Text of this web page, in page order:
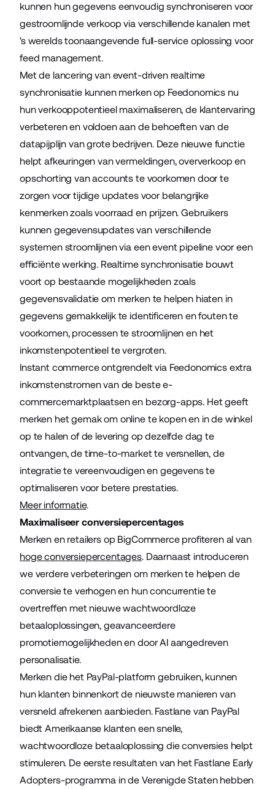
kunnen hun gegevens eenvoudig synchroniseren voor
gestroomlijnde verkoop via verschillende kanalen met
's werelds toonaangevende full-service oplossing voor
feed management.
Met de lancering van event-driven realtime
synchronisatie kunnen merken op Feedonomics nu
hun verkooppotentieel maximaliseren, de klantervaring
verbeteren en voldoen aan de behoeften van de
datapijplijn van grote bedrijven. Deze nieuwe functie
helpt afkeuringen van vermeldingen, oververkoop en
opschorting van accounts te voorkomen door te
zorgen voor tijdige updates voor belangrijke
kenmerken zoals voorraad en prijzen. Gebruikers
kunnen gegevensupdates van verschillende
systemen stroomlijnen via een event pipeline voor een
efficiënte werking. Realtime synchronisatie bouwt
voort op bestaande mogelijkheden zoals
gegevensvalidatie om merken te helpen hiaten in
gegevens gemakkelijk te identificeren en fouten te
voorkomen, processen te stroomlijnen en het
inkomstenpotentieel te vergroten.
Instant commerce ontgrendelt via Feedonomics extra
inkomstenstromen van de beste e-
commercemarktplaatsen en bezorg-apps. Het geeft
merken het gemak om online te kopen en in de winkel
op te halen of de levering op dezelfde dag te
ontvangen, de time-to-market te versnellen, de
integratie te vereenvoudigen en gegevens te
optimaliseren voor betere prestaties.
Meer informatie.
Maximaliseer conversiepercentages
Merken en retailers op BigCommerce profiteren al van
hoge conversiepercentages. Daarnaast introduceren
we verdere verbeteringen om merken te helpen de
conversie te verhogen en hun concurrentie te
overtreffen met nieuwe wachtwoordloze
betaaloplossingen, geavanceerdere
promotiemogelijkheden en door AI aangedreven
personalisatie.
Merken die het PayPal-platform gebruiken, kunnen
hun klanten binnenkort de nieuwste manieren van
versneld afrekenen aanbieden. Fastlane van PayPal
biedt Amerikaanse klanten een snelle,
wachtwoordloze betaaloplossing die conversies helpt
stimuleren. De eerste resultaten van het Fastlane Early
Adopters-programma in de Verenigde Staten hebben